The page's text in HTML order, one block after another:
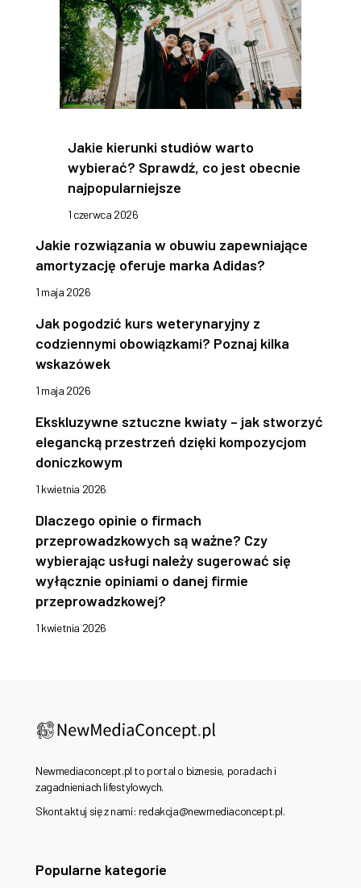
Jakie kierunki studiów warto
wybierać? Sprawdź, co jest obecnie
najpopularniejsze
1 czerwca 2026
Jakie rozwiązania w obuwiu zapewniające
amortyzację oferuje marka Adidas?
1 maja 2026
Jak pogodzić kurs weterynaryjny z
codziennymi obowiązkami? Poznaj kilka
wskazówek
1 maja 2026
Ekskluzywne sztuczne kwiaty – jak stworzyć
elegancką przestrzeń dzięki kompozycjom
doniczkowym
1 kwietnia 2026
Dlaczego opinie o firmach
przeprowadzkowych są ważne? Czy
wybierając usługi należy sugerować się
wyłącznie opiniami o danej firmie
przeprowadzkowej?
1 kwietnia 2026
Newmediaconcept.pl to portal o biznesie, poradach i
zagadnieniach lifestylowych.
Skontaktuj się z nami: redakcja@newmediaconcept.pl.
Popularne kategorie